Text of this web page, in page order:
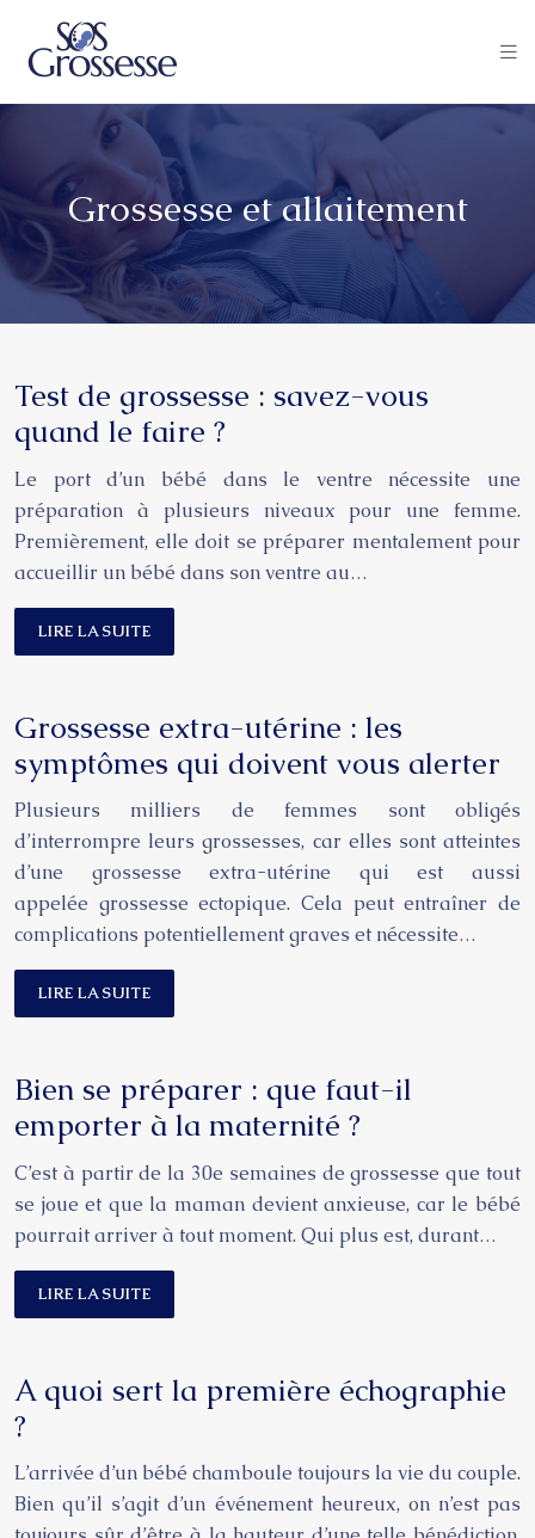
Grossesse et allaitement
Test de grossesse : savez-vous
quand le faire ?
Le port d’un bébé dans le ventre nécessite une
préparation à plusieurs niveaux pour une femme.
Premièrement, elle doit se préparer mentalement pour
accueillir un bébé dans son ventre au…
LIRE LA SUITE
Grossesse extra-utérine : les
symptômes qui doivent vous alerter
Plusieurs milliers de femmes sont obligés
d’interrompre leurs grossesses, car elles sont atteintes
d’une grossesse extra-utérine qui est aussi
appelée grossesse ectopique. Cela peut entraîner de
complications potentiellement graves et nécessite…
LIRE LA SUITE
Bien se préparer : que faut-il
emporter à la maternité ?
C’est à partir de la 30e semaines de grossesse que tout
se joue et que la maman devient anxieuse, car le bébé
pourrait arriver à tout moment. Qui plus est, durant…
LIRE LA SUITE
A quoi sert la première échographie
?
L’arrivée d’un bébé chamboule toujours la vie du couple.
Bien qu’il s’agit d’un événement heureux, on n’est pas